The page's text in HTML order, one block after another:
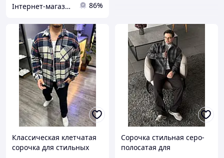
Інтернет-магазин Cool Top 86%
Классическая клетчатая
сорочка для стильных
Сорочка стильная серо-
полосатая для